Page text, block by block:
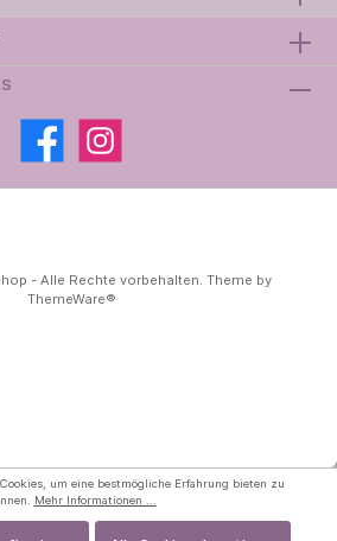
- Alle Rechte vorbehalten. Theme by
ThemeWare®
um eine bestmögliche Erfahrung bieten zu
Mehr Informationen ...